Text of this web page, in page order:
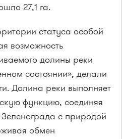
27,1 га.
статуса особой
возможность
долины реки
состоянии», делали
Долина реки выполняет
функцию, соединяя
с природой
обмен